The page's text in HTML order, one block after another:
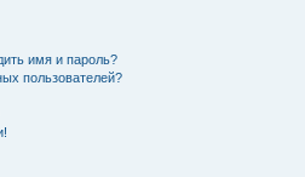
имя и пароль?
пользователей?